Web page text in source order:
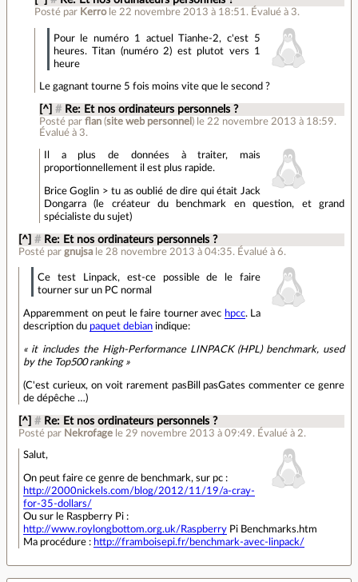
Posté par Kerro le 22 novembre 2013 à 18:51 . Évalué à 3.
Pour le numéro 1 actuel Tianhe-2, c'est 5
heures. Titan (numéro 2) est plutot vers 1
heure
Le gagnant tourne 5 fois moins vite que le second ?
[^] # Re: Et nos ordinateurs personnels ?
Posté par flan(site web personnel ) le 22 novembre 2013 à 18:59.
Évalué à 3.
Il a plus de données à traiter, mais
proportionnellement il est plus rapide.
Brice Goglin > tu as oublié de dire qui était Jack
Dongarra (le créateur du benchmark en question, et grand
spécialiste du sujet)
[^] # Re: Et nos ordinateurs personnels ?
Posté pargnujsa le 28 novembre 2013 à 04:35. Évalué à6.
Ce test Linpack, est-ce possible de le faire
tourner sur un PC normal
Apparemment on peut le faire tourner avec hpcc. La
description du paquet debian indique:
« it includes the High-Performance LINPACK (HPL) benchmark, used
by the Top500 ranking »
(C'est curieux, on voit rarement pasBill pasGates commenter ce genre
de dépêche …)
[^] # Re: Et nos ordinateurs personnels ?
Posté par Nekrofage le 29 novembre 2013 à 09:49. Évalué à 2.
Salut,
On peut faire ce genre de benchmark, sur pc :
http://2000nickels.com/blog/2012/11/19/a-cray-
for-35-dollars/
Ou sur le Raspberry Pi :
http://www.roylongbottom.org.uk/Raspberry Pi Benchmarks.htm
Ma procédure : http://framboisepi.fr/benchmark-avec-linpack/